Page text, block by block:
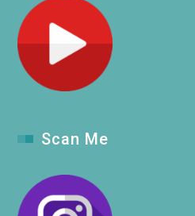
Scan Me